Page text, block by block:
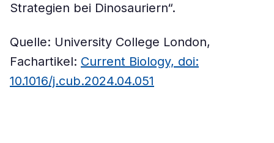
Strategien bei Dinosauriern“.
Quelle: University College London,
Fachartikel: Current Biology, doi:
10.1016/j.cub.2024.04.051